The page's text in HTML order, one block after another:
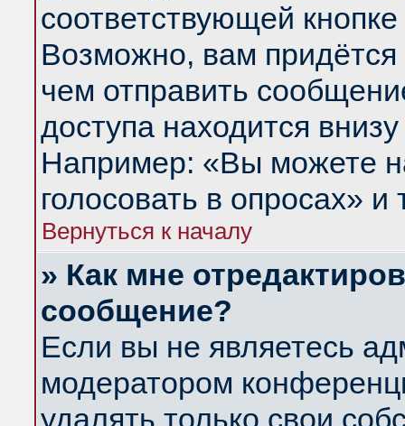
соответствующей
Возможно, вам придётся
чем отправить
доступа находится
Например: «Вы можете
голосовать в опросах» и
Вернуться к началу
» Как мне
сообщение?
Если вы не являетесь
модератором
удалять только свои